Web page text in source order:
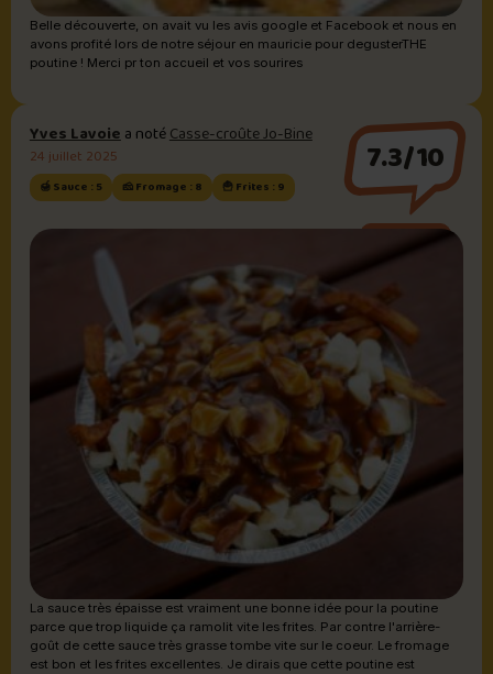
Belle découverte, on avait vu les avis google et Facebook et nous en
avons profité lors de notre séjour en mauricie pour degusterTHE
poutine ! Merci pr ton accueil et vos sourires
Yves Lavoiea notéCasse-croûte Jo-Bine
24 juillet 2025
🍯 Sauce : 5 🧀 Fromage : 8 🍟 Frites : 9
7.3/10
La sauce très épaisse est vraiment une bonne idée pour la poutine
parce que trop liquide ça ramolit vite les frites. Par contre l'arrière-
goût de cette sauce très grasse tombe vite sur le coeur. Le fromage
est bon et les frites excellentes. Je dirais que cette poutine est